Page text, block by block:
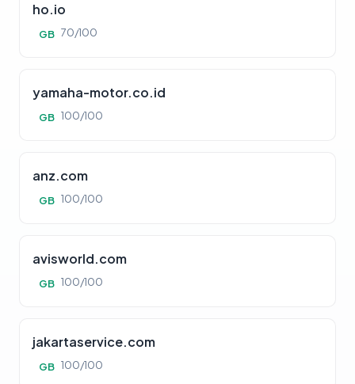
ho.io
GB 70/100
yamaha-motor.co.id
GB 100/100
anz.com
GB 100/100
avisworld.com
GB 100/100
jakartaservice.com
GB 100/100